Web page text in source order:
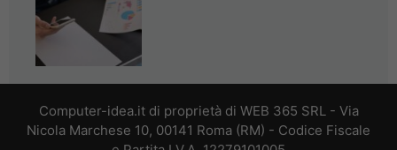
Computer-idea.it di proprietà di WEB 365 SRL - Via
Nicola Marchese 10, 00141 Roma (RM) - Codice Fiscale